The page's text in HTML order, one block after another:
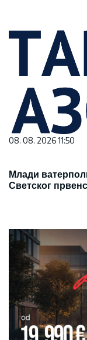
08. 08. 2026 11:50
Млади
Светског